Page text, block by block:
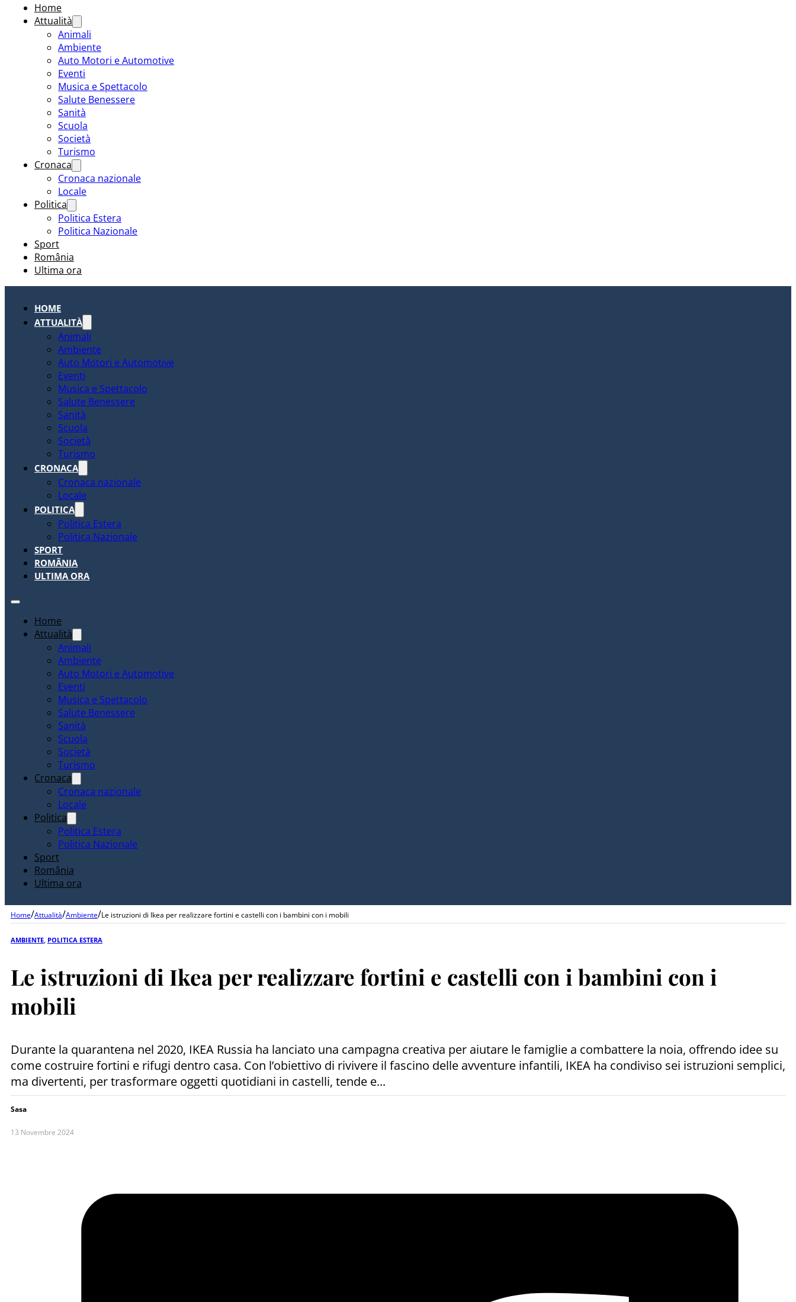
Home
Attualità
Animali
Ambiente
Auto Motori e Automotive
Eventi
Musica e Spettacolo
Salute Benessere
Sanità
Scuola
Società
Turismo
Cronaca
Cronaca nazionale
Locale
Politica
Politica Estera
Politica Nazionale
Sport
România
Ultima ora
HOME
ATTUALITÀ
Animali
Ambiente
Auto Motori e Automotive
Eventi
Musica e Spettacolo
Salute Benessere
Sanità
Scuola
Società
Turismo
CRONACA
Cronaca nazionale
Locale
POLITICA
Politica Estera
Politica Nazionale
SPORT
ROMÂNIA
ULTIMA ORA
Home
Attualità
Animali
Ambiente
Auto Motori e Automotive
Eventi
Musica e Spettacolo
Salute Benessere
Sanità
Scuola
Società
Turismo
Cronaca
Cronaca nazionale
Locale
Politica
Politica Estera
Politica Nazionale
Sport
România
Ultima ora
Home/Attualità/Ambiente/Le istruzioni di Ikea per realizzare fortini e castelli con i bambini con i mobili
AMBIENTE POLITICA ESTERA
Le istruzioni di Ikea per realizzare fortini e castelli con i bambini con i
mobili
Durante la quarantena nel 2020, IKEA Russia ha lanciato una campagna creativa per aiutare le famiglie a combattere la noia, offrendo idee su
come costruire fortini e rifugi dentro casa. Con l’obiettivo di rivivere il fascino delle avventure infantili, IKEA ha condiviso sei istruzioni semplici,
ma divertenti, per trasformare oggetti quotidiani in castelli, tende e...
Sasa
13 Novembre 2024